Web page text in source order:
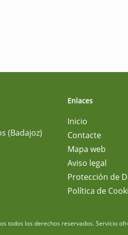
(Badajoz)
Enlaces
Inicio
Contacte
Mapa web
Aviso legal
Protección de
Política de
todos los derechos reservados.Servicio